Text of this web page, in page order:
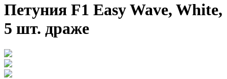
Петуния F1 Easy Wave, White,
5 шт. драже